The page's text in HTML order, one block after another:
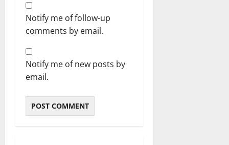
Notify me of follow-up
comments by email.
Notify me of new posts by
email.